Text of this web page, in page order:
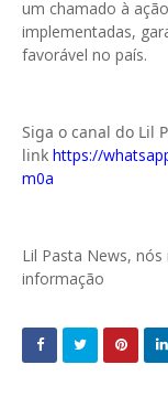
um chamado à
implementadas,
favorável no país.
Siga o canal do Lil
link https://
m0a
Lil Pasta News,
informação